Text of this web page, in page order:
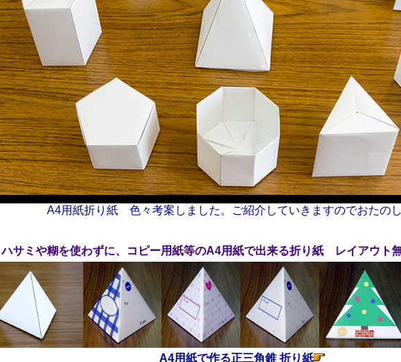
A4用紙折り紙 色々考案しました。ご紹介していきますのでおたの
ハサミや糊を使わずに、コピー用紙等のA4用紙で出来る折り紙 レイアウト
A4用紙で作る正三角錐 折り紙